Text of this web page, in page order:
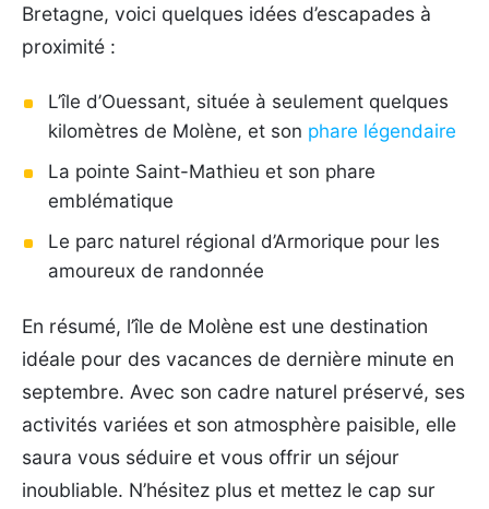
Bretagne, voici quelques idées d’escapades à
proximité :
L’île d’Ouessant, située à seulement quelques
kilomètres de Molène, et son phare légendaire
La pointe Saint-Mathieu et son phare
emblématique
Le parc naturel régional d’Armorique pour les
amoureux de randonnée
En résumé, l’île de Molène est une destination
idéale pour des vacances de dernière minute en
septembre. Avec son cadre naturel préservé, ses
activités variées et son atmosphère paisible, elle
saura vous séduire et vous offrir un séjour
inoubliable. N’hésitez plus et mettez le cap sur